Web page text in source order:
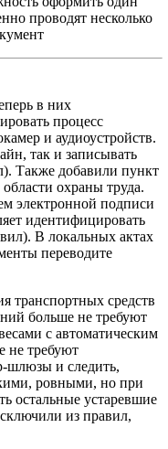
проводят несколько
в них
процесс
и аудиоустройств.
так и записывать
Также добавили пункт
охраны труда.
электронной подписи
идентифицировать
В локальных актах
переводите
транспортных средств
больше не требуют
с автоматическим
не требуют
шлюзы и следить,
ровными, но при
остальные устаревшие
из правил,